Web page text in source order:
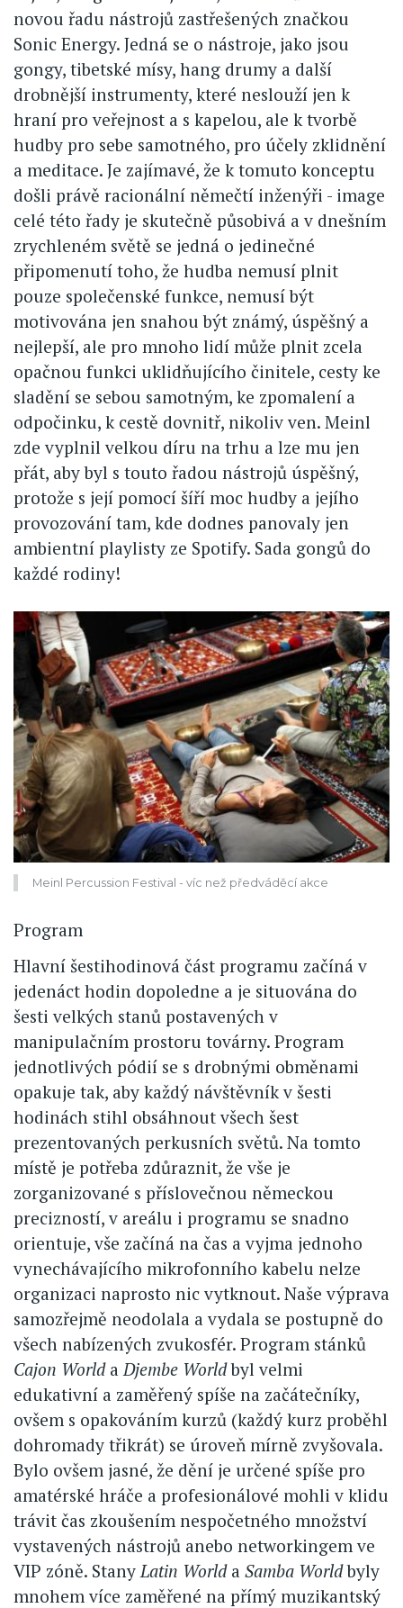
novou řadu nástrojů zastřešených značkou
Sonic Energy. Jedná se o nástroje, jako jsou
gongy, tibetské mísy, hang drumy a další
drobnější instrumenty, které neslouží jen k
hraní pro veřejnost a s kapelou, ale k tvorbě
hudby pro sebe samotného, pro účely zklidnění
a meditace. Je zajímavé, že k tomuto konceptu
došli právě racionální němečtí inženýři - image
celé této řady je skutečně působivá a v dnešním
zrychleném světě se jedná o jedinečné
připomenutí toho, že hudba nemusí plnit
pouze společenské funkce, nemusí být
motivována jen snahou být známý, úspěšný a
nejlepší, ale pro mnoho lidí může plnit zcela
opačnou funkci uklidňujícího činitele, cesty ke
sladění se sebou samotným, ke zpomalení a
odpočinku, k cestě dovnitř, nikoliv ven. Meinl
zde vyplnil velkou díru na trhu a lze mu jen
přát, aby byl s touto řadou nástrojů úspěšný,
protože s její pomocí šíří moc hudby a jejího
provozování tam, kde dodnes panovaly jen
ambientní playlisty ze Spotify. Sada gongů do
každé rodiny!
Meinl Percussion Festival - víc než předváděcí akce
Program
Hlavní šestihodinová část programu začíná v
jedenáct hodin dopoledne a je situována do
šesti velkých stanů postavených v
manipulačním prostoru továrny. Program
jednotlivých pódií se s drobnými obměnami
opakuje tak, aby každý návštěvník v šesti
hodinách stihl obsáhnout všech šest
prezentovaných perkusních světů. Na tomto
místě je potřeba zdůraznit, že vše je
zorganizované s příslovečnou německou
precizností, v areálu i programu se snadno
orientuje, vše začíná na čas a vyjma jednoho
vynechávajícího mikrofonního kabelu nelze
organizaci naprosto nic vytknout. Naše výprava
samozřejmě neodolala a vydala se postupně do
všech nabízených zvukosfér. Program stánků
Cajon Worlda Djembe Worldbyl velmi
edukativní a zaměřený spíše na začátečníky,
ovšem s opakováním kurzů (každý kurz proběhl
dohromady třikrát) se úroveň mírně zvyšovala.
Bylo ovšem jasné, že dění je určené spíše pro
amatérské hráče a profesionálové mohli v klidu
trávit čas zkoušením nespočetného množství
vystavených nástrojů anebo networkingem ve
VIP zóně. Stany Latin Worlda Samba Worldbyly
mnohem více zaměřené na přímý muzikantský